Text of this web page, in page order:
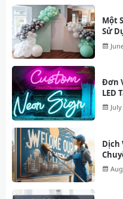
Một
Sử
Đơn
LED
Dịch